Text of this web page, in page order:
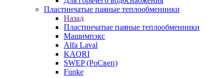
Пластинчатые паяные теплообменники
Назад
Пластинчатые паяные теплообменники
Машимпэкс
Alfa Laval
KAORI
SWEP (РоСвеп)
Funke